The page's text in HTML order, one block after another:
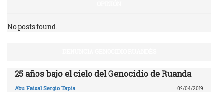
No posts found.
25 años bajo el cielo del Genocidio de Ruanda
Abu Faisal Sergio Tapia 09/04/2019